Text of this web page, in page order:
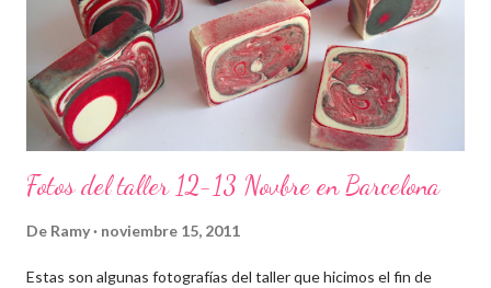
Fotos del taller 12-13 Novbre en Barcelona
De Ramy noviembre 15, 2011
Estas son algunas fotografías del taller que hicimos el fin de